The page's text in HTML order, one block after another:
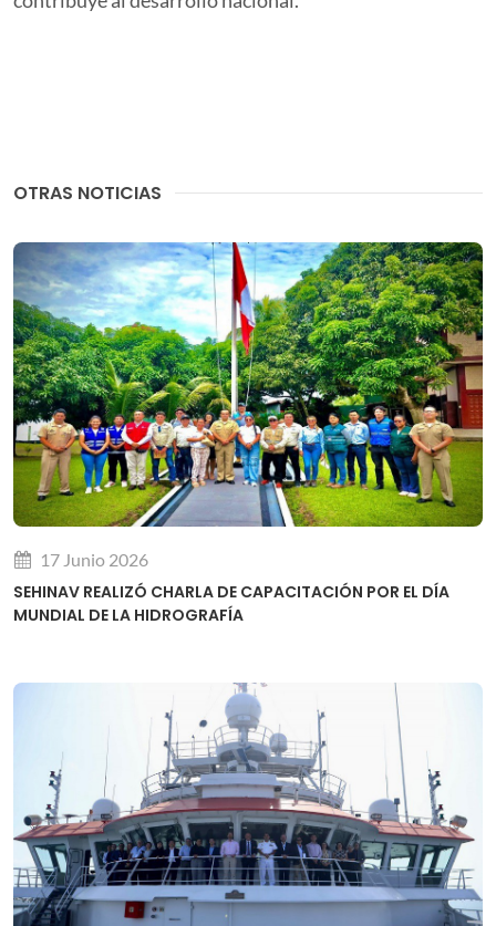
OTRAS NOTICIAS
17 Junio 2026
SEHINAV REALIZÓ CHARLA DE CAPACITACIÓN POR EL DÍA
MUNDIAL DE LA HIDROGRAFÍA